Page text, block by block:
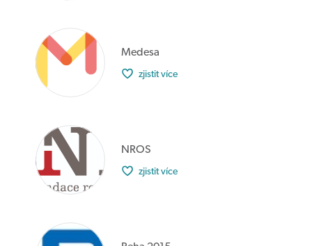
Medesa
zjistit více
NROS
zjistit více